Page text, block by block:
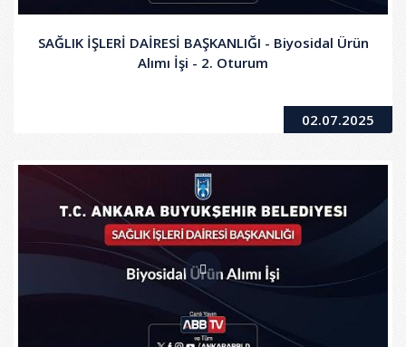
SAĞLIK İŞLERİ DAİRESİ BAŞKANLIĞI - Biyosidal Ürün
Alımı İşi - 2. Oturum
02.07.2025